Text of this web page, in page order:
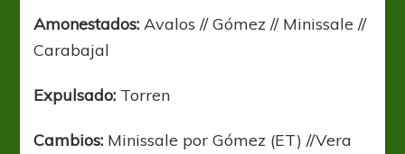
Amonestados: Avalos // Gómez // Minissale //
Carabajal
Expulsado: Torren
Cambios: Minissale por Gómez (ET) //Vera